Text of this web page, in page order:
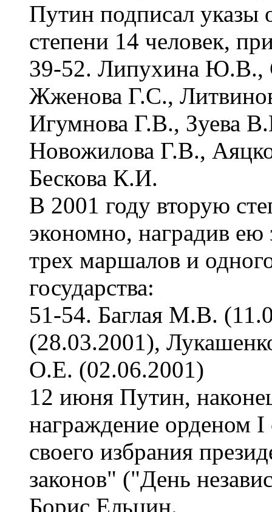
Путин подписал указы
степени 14 человек,
39-52. Липухина
Жженова Г.С.,
Игумнова Г.В., Зуева
Новожилова Г.В.,
Бескова К.И.
В 2001 году вторую
экономно, наградив ею
трех маршалов и
государства:
51-54. Баглая М.В.
(28.03.2001),
О.Е. (02.06.2001)
12 июня Путин,
награждение орденом
своего избрания
законов" ("День
Борис Ельцин.